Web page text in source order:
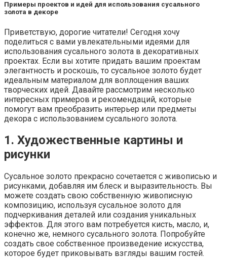
Примеры проектов и идей для использования сусального
золота в декоре
Приветствую, дорогие читатели! Сегодня хочу
поделиться с вами увлекательными идеями для
использования сусального золота в декоративных
проектах. Если вы хотите придать вашим проектам
элегантность и роскошь, то сусальное золото будет
идеальным материалом для воплощения ваших
творческих идей. Давайте рассмотрим несколько
интересных примеров и рекомендаций, которые
помогут вам преобразить интерьер или предметы
декора с использованием сусального золота.
1. Художественные картины и
рисунки
Сусальное золото прекрасно сочетается с живописью и
рисунками, добавляя им блеск и выразительность. Вы
можете создать свою собственную живописную
композицию, используя сусальное золото для
подчеркивания деталей или создания уникальных
эффектов. Для этого вам потребуется кисть, масло, и,
конечно же, немного сусального золота. Попробуйте
создать свое собственное произведение искусства,
которое будет приковывать взгляды вашим гостей.